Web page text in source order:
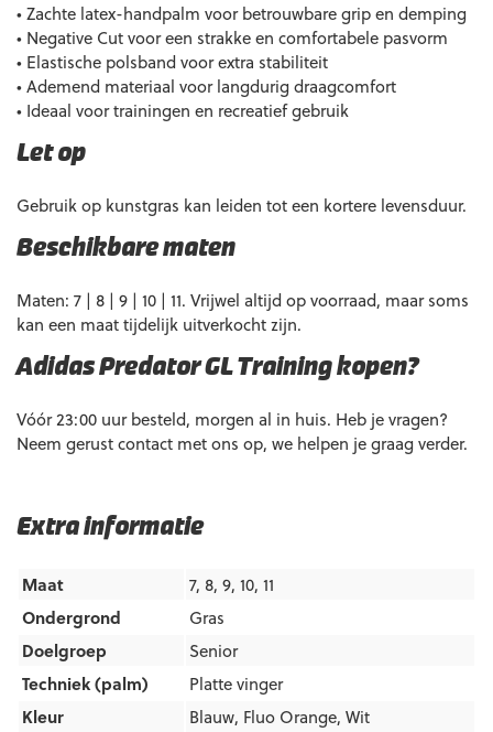
Extra informatie
Maat
7, 8, 9, 10, 11
Ondergrond
Gras
Doelgroep
Senior
Techniek (palm)
Platte vinger
Kleur
Blauw, Fluo Orange, Wit
• Zachte latex-handpalm voor betrouwbare grip en demping
• Negative Cut voor een strakke en comfortabele pasvorm
• Elastische polsband voor extra stabiliteit
• Ademend materiaal voor langdurig draagcomfort
• Ideaal voor trainingen en recreatief gebruik
Let op
Gebruik op kunstgras kan leiden tot een kortere levensduur.
Beschikbare maten
Maten: 7 | 8 | 9 | 10 | 11. Vrijwel altijd op voorraad, maar soms
kan een maat tijdelijk uitverkocht zijn.
Adidas Predator GL Training kopen?
Vóór 23:00 uur besteld, morgen al in huis. Heb je vragen?
Neem gerust contact met ons op, we helpen je graag verder.